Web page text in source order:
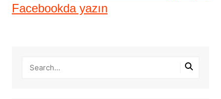
Facebookda yazın